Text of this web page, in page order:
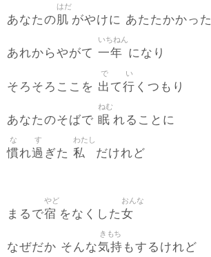
あなたの肌
はだ
がやけに あたたかかった
あれからやがて 一年
いちねん
になり
そろそろここを 出
で
て行
い
くつもり
あなたのそばで 眠
ねむ
れることに
慣
な
れ過
す
ぎた 私
わたし
だけれど
まるで宿
やど
をなくした女
おんな
なぜだか そんな気持
きもち
もするけれど